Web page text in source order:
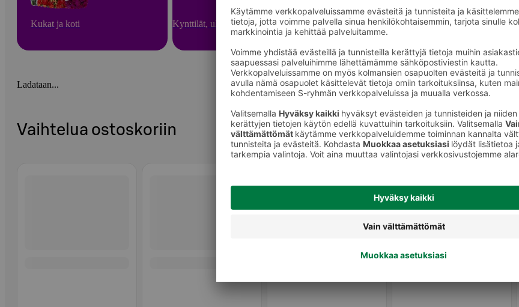
Kukat ja koti Kynttilät, ulkotulet ja huonetuoksut Led-kynttilät
Ladataan...
Vaihtelua ostoskoriin